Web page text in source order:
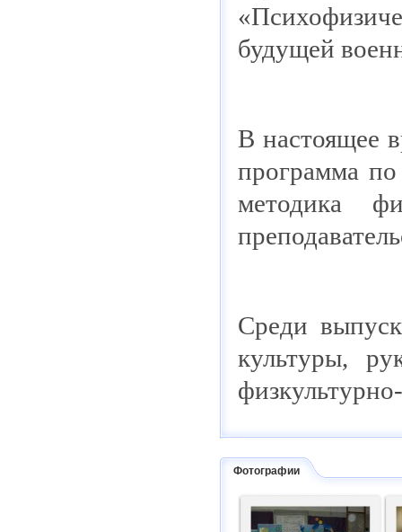
будущей
В настоящее
программа
методика
Среди
культуры,
Фотографии